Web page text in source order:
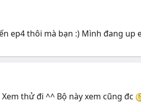
ep4 thôi mà bạn :) Mình đang up
thử đi ^^ Bộ này xem cũng đc